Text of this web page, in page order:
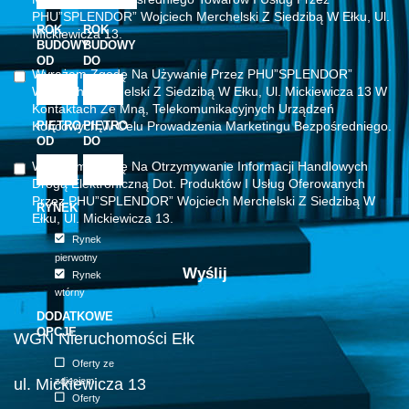
ROK
BUDOWY
OD
ROK
BUDOWY
DO
PIĘTRO
OD
PIĘTRO
DO
RYNEK
Rynek
pierwotny
Rynek
wtórny
DODATKOWE
OPCJE
Oferty ze
zdjęciem
Oferty
PHU”SPLENDOR” Wojciech Merchelski Z Siedzibą W Ełku, Ul.
Mickiewicza 13.
Wyrażam Zgodę Na Używanie Przez PHU”SPLENDOR”
Wojciech Merchelski Z Siedzibą W Ełku, Ul. Mickiewicza 13 W
Kontaktach Ze Mną, Telekomunikacyjnych Urządzeń
Końcowych W Celu Prowadzenia Marketingu Bezpośredniego.
Wyrażam Zgodę Na Otrzymywanie Informacji Handlowych
Drogą Elektroniczną Dot. Produktów I Usług Oferowanych
Przez PHU”SPLENDOR” Wojciech Merchelski Z Siedzibą W
Ełku, Ul. Mickiewicza 13.
WGN Nieruchomości Ełk
ul. Mickiewicza 13